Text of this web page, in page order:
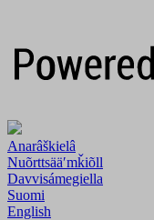
Anarâškielâ
Nuõrttsääʹmǩiõll
Davvisámegiella
Suomi
English